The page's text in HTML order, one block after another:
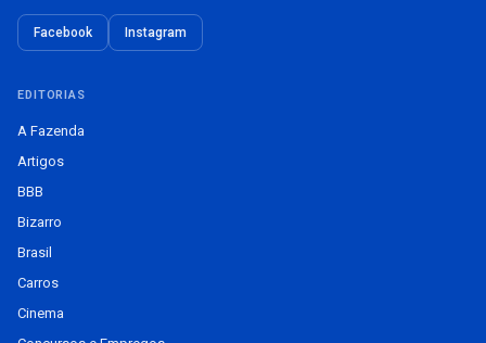
Facebook Instagram
EDITORIAS
A Fazenda
Artigos
BBB
Bizarro
Brasil
Carros
Cinema